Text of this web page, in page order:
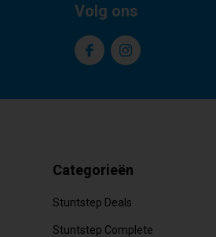
Volg ons
Categorieën
Stuntstep Deals
Stuntstep Complete